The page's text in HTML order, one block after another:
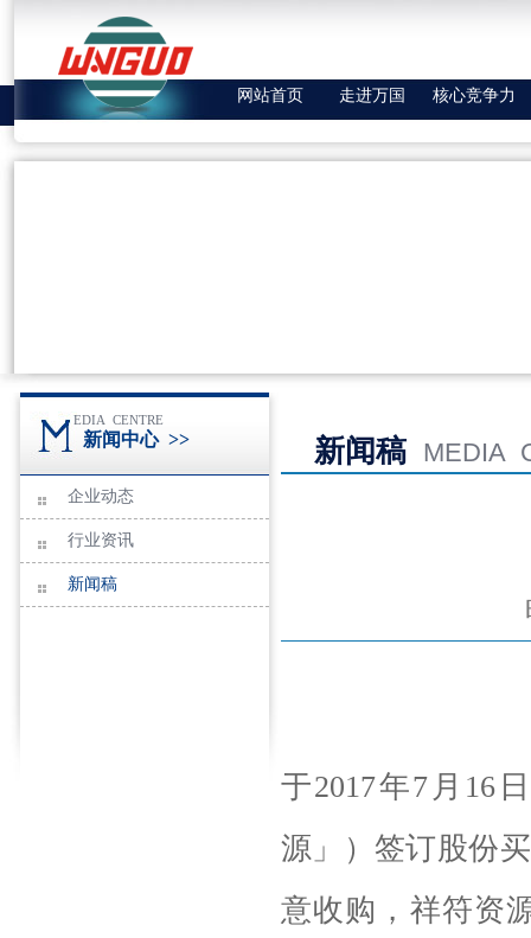
网站首页 走进万国 核心竞争力
EDIA CENTRE
新闻中心>>
企业动态
行业资讯
新闻稿
新闻稿 MEDIA
于2017年7月16
源」）签订股份
意收购，祥符资